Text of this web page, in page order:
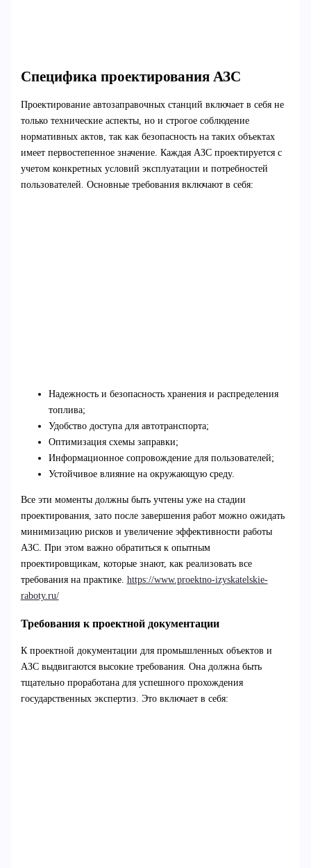
Специфика проектирования АЗС
Проектирование автозаправочных станций включает в себя не
только технические аспекты, но и строгое соблюдение
нормативных актов, так как безопасность на таких объектах
имеет первостепенное значение. Каждая АЗС проектируется с
учетом конкретных условий эксплуатации и потребностей
пользователей. Основные требования включают в себя:
Надежность и безопасность хранения и распределения
топлива;
Удобство доступа для автотранспорта;
Оптимизация схемы заправки;
Информационное сопровождение для пользователей;
Устойчивое влияние на окружающую среду.
Все эти моменты должны быть учтены уже на стадии
проектирования, зато после завершения работ можно ожидать
минимизацию рисков и увеличение эффективности работы
АЗС. При этом важно обратиться к опытным
проектировщикам, которые знают, как реализовать все
требования на практике. https://www.proektno-izyskatelskie-
raboty.ru/
Требования к проектной документации
К проектной документации для промышленных объектов и
АЗС выдвигаются высокие требования. Она должна быть
тщательно проработана для успешного прохождения
государственных экспертиз. Это включает в себя: